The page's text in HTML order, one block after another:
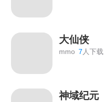
大仙侠
mmo 7 人下载
神域纪元